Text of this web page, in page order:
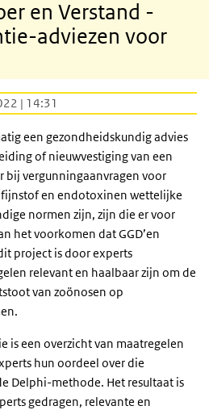
en Verstand -
adviezen voor
| 14:31
een gezondheidskundig advies
of nieuwvestiging van een
bij vergunningaanvragen voor
fijnstof en endotoxinen wettelijke
normen zijn, zijn die er voor
het voorkomen dat GGD’en
project is door experts
relevant en haalbaar zijn om de
van zoönosen op
is een overzicht van maatregelen
hun oordeel over die
Delphi-methode. Het resultaat is
gedragen, relevante en